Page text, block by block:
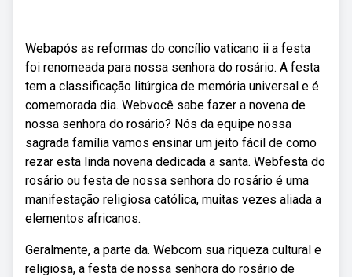
Webapós as reformas do concílio vaticano ii a festa
foi renomeada para nossa senhora do rosário. A festa
tem a classificação litúrgica de memória universal e é
comemorada dia. Webvocê sabe fazer a novena de
nossa senhora do rosário? Nós da equipe nossa
sagrada família vamos ensinar um jeito fácil de como
rezar esta linda novena dedicada a santa. Webfesta do
rosário ou festa de nossa senhora do rosário é uma
manifestação religiosa católica, muitas vezes aliada a
elementos africanos.
Geralmente, a parte da. Webcom sua riqueza cultural e
religiosa, a festa de nossa senhora do rosário de